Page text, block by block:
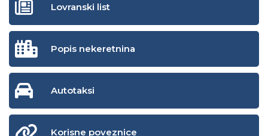
Lovranski list
Popis nekeretnina
Autotaksi
Korisne poveznice